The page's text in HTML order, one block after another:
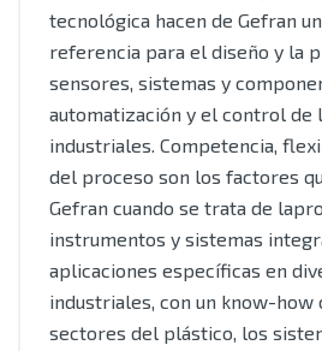
tecnológica hacen de Gefran
referencia para el diseño y la
sensores, sistemas y
automatización y el control de
industriales. Competencia,
del proceso son los factores
Gefran cuando se trata de
instrumentos y sistemas
aplicaciones específicas en
industriales, con un know-how
sectores del plástico, los